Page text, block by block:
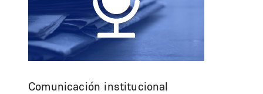
Comunicación institucional